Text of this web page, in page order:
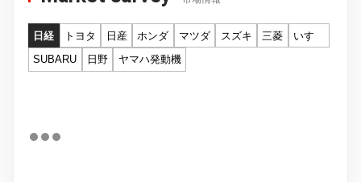
日経 トヨタ 日産 ホンダ マツダ スズキ 三菱
いすゞ
SUBARU
日野 ヤマハ発動機